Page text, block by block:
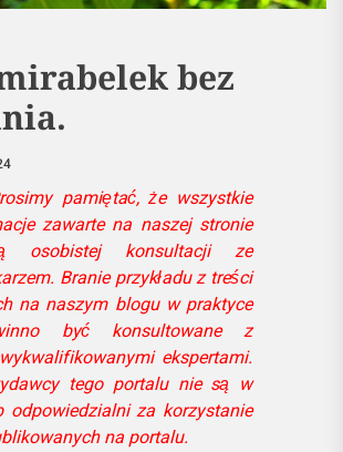
bez
pamiętać, że wszystkie
zawarte na naszej stronie
osobistej konsultacji ze
Branie przykładu z treści
na naszym blogu w praktyce
być konsultowane z
ekspertami.
tego portalu nie są w
odpowiedzialni za korzystanie
na portalu.